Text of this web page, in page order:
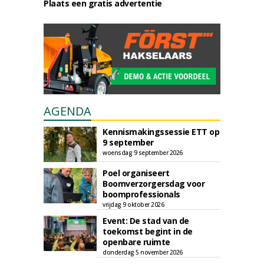
Plaats een gratis advertentie
AGENDA
Kennismakingssessie ETT op
9 september
woensdag 9 september 2026
Poel organiseert
Boomverzorgersdag voor
boomprofessionals
vrijdag 9 oktober 2026
Event: De stad van de
toekomst begint in de
openbare ruimte
donderdag 5 november 2026